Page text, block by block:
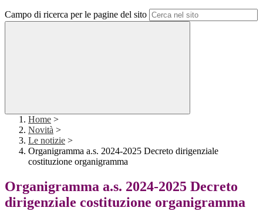
Campo di ricerca per le pagine del sito
Home >
Novità >
Le notizie >
Organigramma a.s. 2024-2025 Decreto dirigenziale
costituzione organigramma
Organigramma a.s. 2024-2025 Decreto
dirigenziale costituzione organigramma